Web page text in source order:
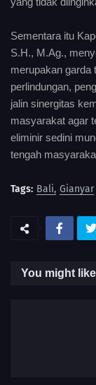
Sementara itu
S.H., M.Ag.,
merupakan garda
perlindungan,
jalin sinergitas
masyarakat agar
eliminir sedini
tengah
Tags: Bali Gianyar
You might like